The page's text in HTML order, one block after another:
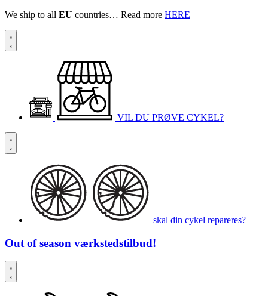
We ship to all EU countries… Read more HERE
VIL DU PRØVE CYKEL?
skal din cykel repareres?
Out of season værkstedstilbud!